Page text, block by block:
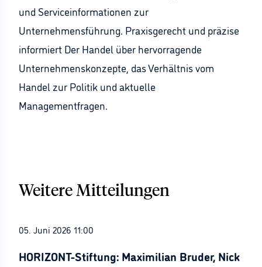
und Serviceinformationen zur
Unternehmensführung. Praxisgerecht und präzise
informiert Der Handel über hervorragende
Unternehmenskonzepte, das Verhältnis vom
Handel zur Politik und aktuelle
Managementfragen.
Weitere Mitteilungen
05. Juni 2026 11:00
HORIZONT-Stiftung: Maximilian Bruder, Nick